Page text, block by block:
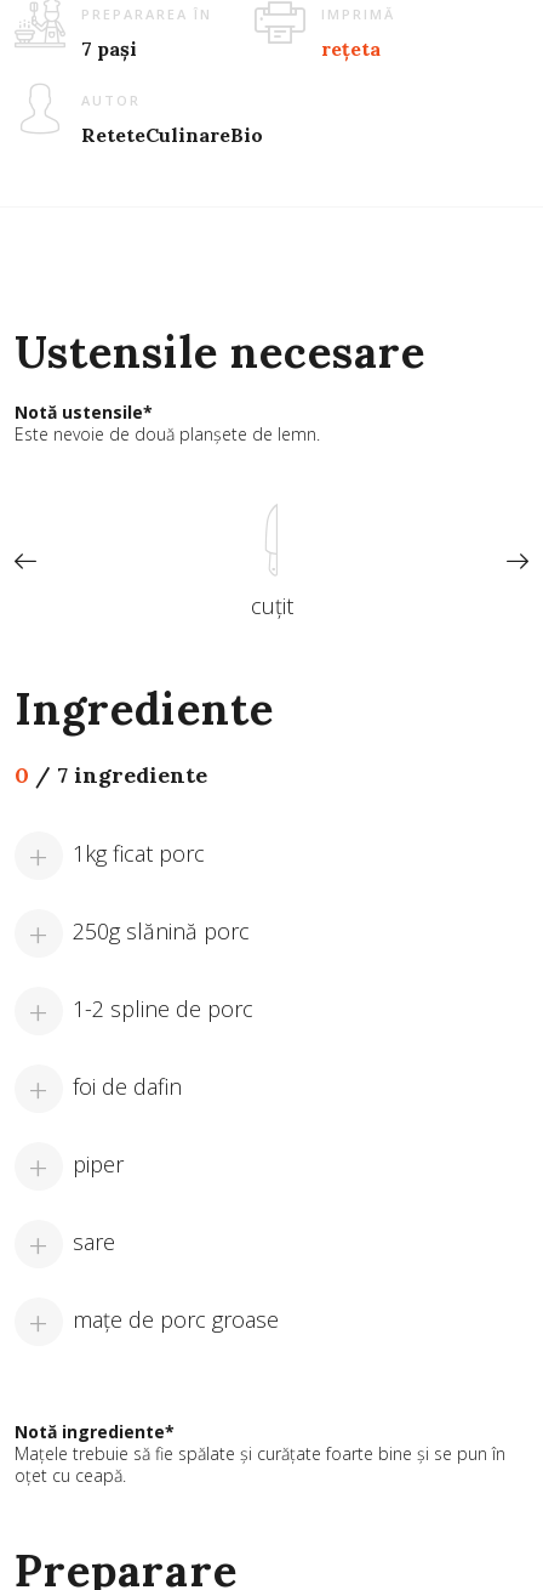
PREPARAREA ÎN
7 pași
IMPRIMĂ
rețeta
AUTOR
ReteteCulinareBio
Ustensile necesare
Notă ustensile*
Este nevoie de două planșete de lemn.
cuțit
Ingrediente
0 / 7 ingrediente
1kg ficat porc
250g slănină porc
1-2 spline de porc
foi de dafin
piper
sare
maţe de porc groase
Notă ingrediente*
Mațele trebuie să fie spălate şi curăţate foarte bine și se pun în
oţet cu ceapă.
Preparare